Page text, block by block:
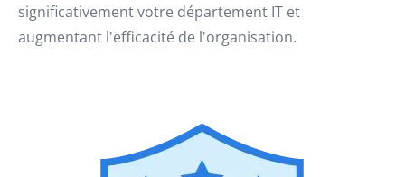
significativement votre département IT et
augmentant l'efficacité de l'organisation.